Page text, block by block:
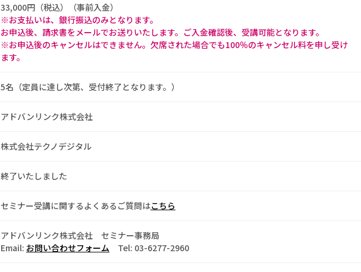
33,000円（税込）（事前入金）
※お支払いは、銀行振込のみとなります。
お申込後、請求書をメールでお送りいたします。ご入金確認後、受講可能となります。
※お申込後のキャンセルはできません。欠席された場合でも100％のキャンセル料を申し受け
ます。
5名（定員に達し次第、受付終了となります。）
アドバンリンク株式会社
株式会社テクノデジタル
終了いたしました
セミナー受講に関するよくあるご質問はこちら
アドバンリンク株式会社 セミナー事務局
Email: お問い合わせフォーム Tel: 03-6277-2960